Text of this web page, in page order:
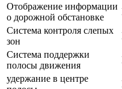
Отображение информации
о дорожной обстановке
Система контроля слепых
зон
Система поддержки
полосы движения
удержание в центре